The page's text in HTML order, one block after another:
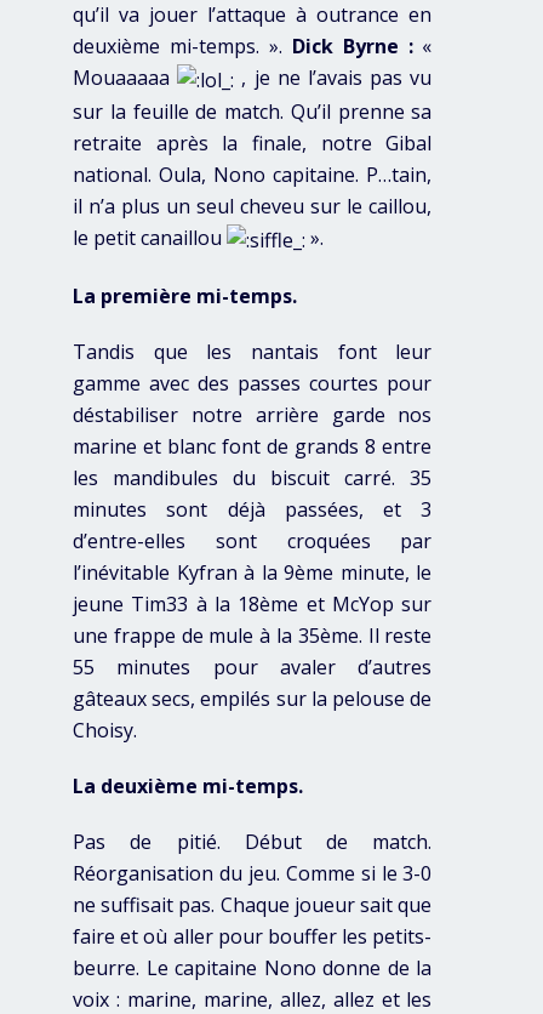
qu’il va jouer l’attaque à outrance en
deuxième mi-temps. ». Dick Byrne :«
Mouaaaaa
, je ne l’avais pas vu
sur la feuille de match. Qu’il prenne sa
retraite après la finale, notre Gibal
national. Oula, Nono capitaine. P…tain,
il n’a plus un seul cheveu sur le caillou,
le petit canaillou
».
La première mi-temps.
Tandis que les nantais font leur
gamme avec des passes courtes pour
déstabiliser notre arrière garde nos
marine et blanc font de grands 8 entre
les mandibules du biscuit carré. 35
minutes sont déjà passées, et 3
d’entre-elles sont croquées par
l’inévitable Kyfran à la 9ème minute, le
jeune Tim33 à la 18ème et McYop sur
une frappe de mule à la 35ème. Il reste
55 minutes pour avaler d’autres
gâteaux secs, empilés sur la pelouse de
Choisy.
La deuxième mi-temps.
Pas de pitié. Début de match.
Réorganisation du jeu. Comme si le 3-0
ne suffisait pas. Chaque joueur sait que
faire et où aller pour bouffer les petits-
beurre. Le capitaine Nono donne de la
voix : marine, marine, allez, allez et les